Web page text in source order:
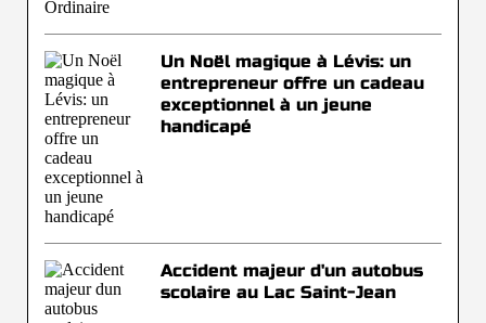
Un Noël magique à Lévis: un
entrepreneur offre un cadeau
exceptionnel à un jeune
handicapé
Accident majeur d'un autobus
scolaire au Lac Saint-Jean